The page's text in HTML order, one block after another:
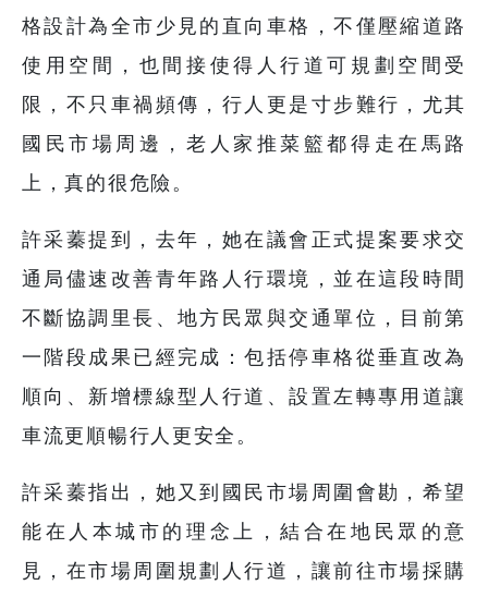
格設計為全市少見的直向車格，不僅壓縮道路
使用空間，也間接使得人行道可規劃空間受
限，不只車禍頻傳，行人更是寸步難行，尤其
國民市場周邊，老人家推菜籃都得走在馬路
上，真的很危險。
許采蓁提到，去年，她在議會正式提案要求交
通局儘速改善青年路人行環境，並在這段時間
不斷協調里長、地方民眾與交通單位，目前第
一階段成果已經完成：包括停車格從垂直改為
順向、新增標線型人行道、設置左轉專用道讓
車流更順暢行人更安全。
許采蓁指出，她又到國民市場周圍會勘，希望
能在人本城市的理念上，結合在地民眾的意
見，在市場周圍規劃人行道，讓前往市場採購